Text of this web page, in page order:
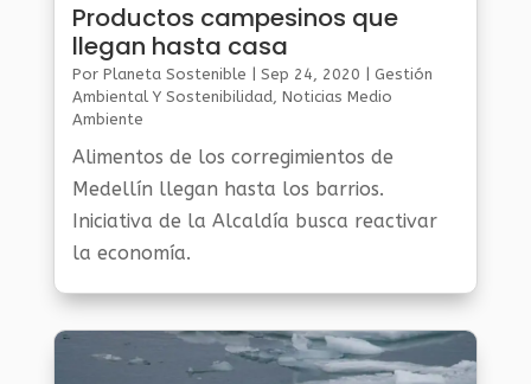
Productos campesinos que
llegan hasta casa
Por Planeta Sostenible Sep 24, 2020
Gestión
Ambiental Y Sostenibilidad, Noticias Medio
Ambiente
Alimentos de los corregimientos de
Medellín llegan hasta los barrios.
Iniciativa de la Alcaldía busca reactivar
la economía.